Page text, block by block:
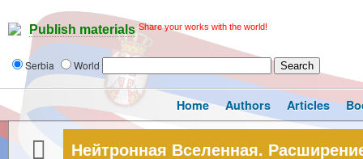
Publish materials Share your works with the world!
Serbia World
Home Authors Articles
Нейтронная Вселенная.